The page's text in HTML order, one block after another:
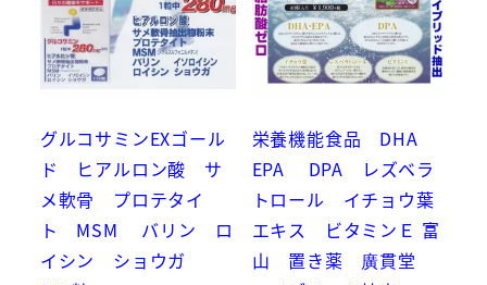
グルコサミンEXゴール
ド ヒアルロン酸 サ
メ軟骨 プロテタイ
ト MSM バリン ロ
イシン ショウガ
栄養機能食品 DHA
EPA DPA レズベラ
トロール イチョウ葉
エキス ビタミンＥ 富
山 置き薬 廣貫堂